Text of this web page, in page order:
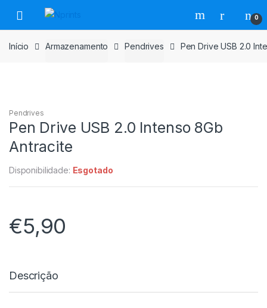
para
navegação
para
o
conteúdo
0
Início Armazenamento Pendrives Pen Drive USB 2.0
Pendrives
Pen Drive USB 2.0 Intenso 8Gb
Antracite
Disponibilidade: Esgotado
€5,90
Descrição